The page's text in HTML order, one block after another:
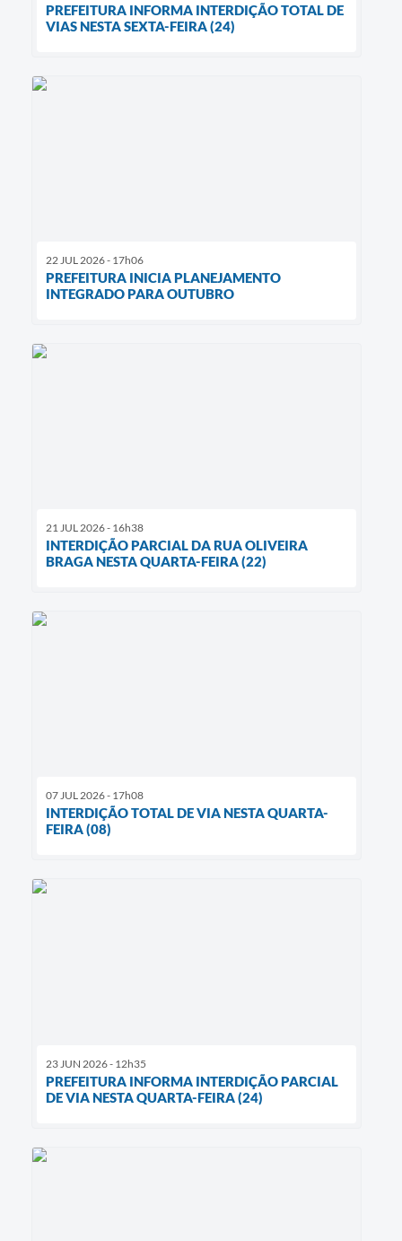
PREFEITURA INFORMA INTERDIÇÃO TOTAL DE
VIAS NESTA SEXTA-FEIRA (24)
22 JUL 2026 - 17h06
PREFEITURA INICIA PLANEJAMENTO
INTEGRADO PARA OUTUBRO
21 JUL 2026 - 16h38
INTERDIÇÃO PARCIAL DA RUA OLIVEIRA
BRAGA NESTA QUARTA-FEIRA (22)
07 JUL 2026 - 17h08
INTERDIÇÃO TOTAL DE VIA NESTA QUARTA-
FEIRA (08)
23 JUN 2026 - 12h35
PREFEITURA INFORMA INTERDIÇÃO PARCIAL
DE VIA NESTA QUARTA-FEIRA (24)